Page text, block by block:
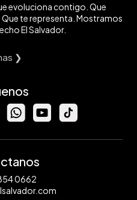
evoluciona contigo. Que
te representa. Mostramos
El Salvador.
❯
0662